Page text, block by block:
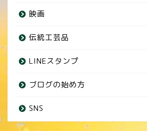
映画
伝統工芸品
LINEスタンプ
ブログの始め方
SNS